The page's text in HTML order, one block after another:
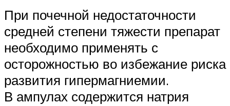
При почечной недостаточности
средней степени тяжести препарат
необходимо применять с
осторожностью во избежание риска
развития гипермагниемии.
В ампулах содержится натрия